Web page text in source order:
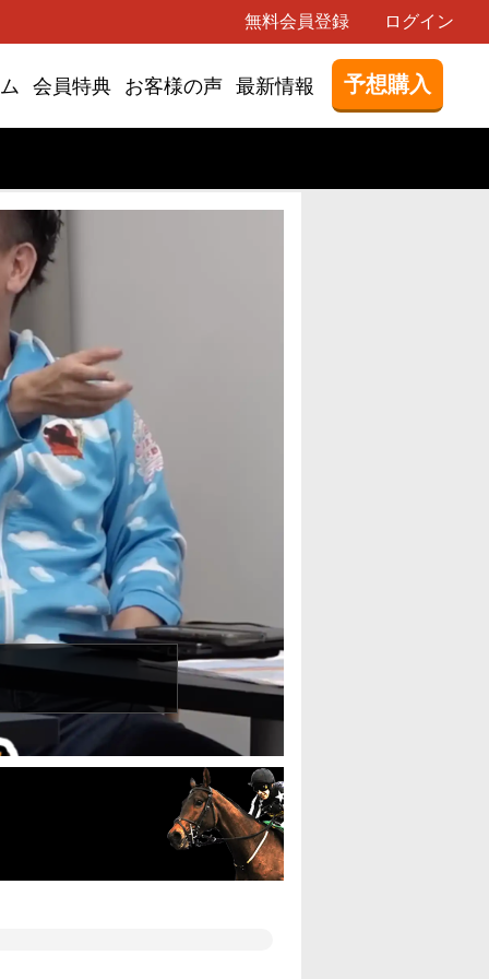
無料会員登録 ログイン
会員特典 お客様の声 最新情報 予想購入